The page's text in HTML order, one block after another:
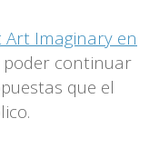
Art Imaginary en
continuar
que el